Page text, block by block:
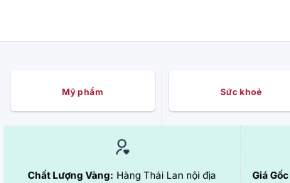
Mỹ phẩm Sức khoẻ
Chất Lượng Vàng: Hàng Thái Lan nội địa
Giá